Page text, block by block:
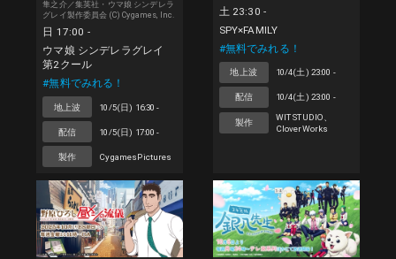
隼之介／集英社・ウマ娘 シンデレラ
グレイ製作委員会 (C) Cygames, Inc.
日 17:00 -
ウマ娘 シンデレラグレイ
第2クール
#無料でみれる！
地上波 10/5(日) 16:30 -
配信 10/5(日) 17:00 -
製作 CygamesPictures
土 23:30 -
SPY×FAMILY
#無料でみれる！
地上波 10/4(土) 23:00 -
配信 10/4(土) 23:00 -
製作
WIT STUDIO、
CloverWorks